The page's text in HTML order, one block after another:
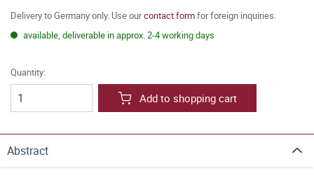
Delivery to Germany only. Use ourcontact formfor foreign inquiries.
available, deliverable in approx. 2-4 working days
Quantity:
Add to shopping cart
Abstract